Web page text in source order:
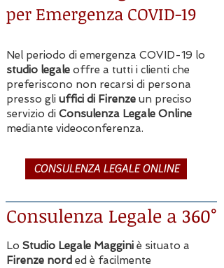
Consulenza Legale a 360°
Lo Studio Legale Maggini è situato a
Firenze nord ed è facilmente
CONSULENZA LEGALE ONLINE
per Emergenza COVID-19
Nel periodo di emergenza COVID-19 lo
studio legale offre a tutti i clienti che
preferiscono non recarsi di persona
presso gli uffici di Firenze un preciso
servizio di Consulenza Legale Online
mediante videoconferenza.